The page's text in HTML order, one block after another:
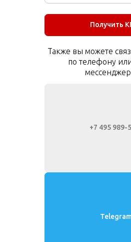
Получить
Также вы можете
по телефону
+7 495 989-